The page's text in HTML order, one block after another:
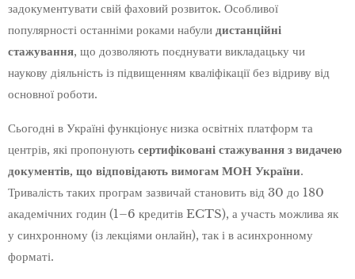
задокументувати свій фаховий розвиток. Особливої
популярності останніми роками набули дистанційні
стажування, що дозволяють поєднувати викладацьку чи
наукову діяльність із підвищенням кваліфікації без відриву від
основної роботи.
Сьогодні в Україні функціонує низка освітніх платформ та
центрів, які пропонують сертифіковані стажування з видачею
документів, що відповідають вимогам МОН України.
Тривалість таких програм зазвичай становить від 30 до 180
академічних годин (1–6 кредитів ECTS), а участь можлива як
у синхронному (із лекціями онлайн), так і в асинхронному
форматі.